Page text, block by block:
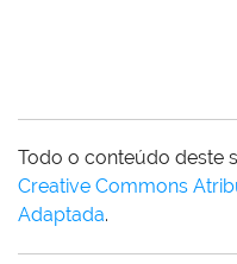
Todo o conteúdo deste
Creative Commons
Adaptada.